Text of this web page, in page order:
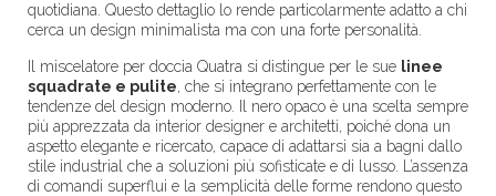
quotidiana. Questo dettaglio lo rende particolarmente adatto a chi
cerca un design minimalista ma con una forte personalità.
Il miscelatore per doccia Quatra si distingue per le sue linee
squadrate e pulite, che si integrano perfettamente con le
tendenze del design moderno. Il nero opaco è una scelta sempre
più apprezzata da interior designer e architetti, poiché dona un
aspetto elegante e ricercato, capace di adattarsi sia a bagni dallo
stile industrial che a soluzioni più sofisticate e di lusso. L’assenza
di comandi superflui e la semplicità delle forme rendono questo